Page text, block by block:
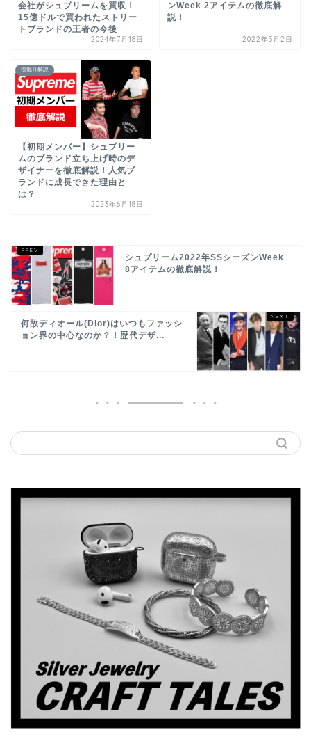
会社がシュプリームを買収！
15億ドルで買われたストリー
トブランドの王者の今後
2024年7月18日
ンWeek 2アイテムの徹底解
説！
2022年3月2日
深掘り解説
【初期メンバー】シュプリー
ムのブランド立ち上げ時のデ
ザイナーを徹底解説！人気ブ
ランドに成長できた理由と
は？
2023年6月18日
シュプリーム2022年SSシーズンWeek
8アイテムの徹底解説！
何故ディオール(Dior)はいつもファッシ
ョン界の中心なのか？！歴代デザ...